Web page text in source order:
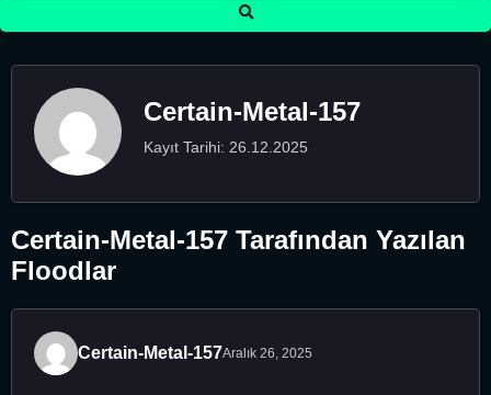
Certain-Metal-157
Kayıt Tarihi: 26.12.2025
Certain-Metal-157 Tarafından Yazılan
Floodlar
Certain-Metal-157Aralık 26, 2025